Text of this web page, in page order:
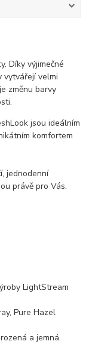
Díky výjimečné
vytvářejí velmi
změnu barvy
jsou ideálním
komfortem
jednodenní
právě pro Vás.
LightStream
Pure Hazel
a jemná.